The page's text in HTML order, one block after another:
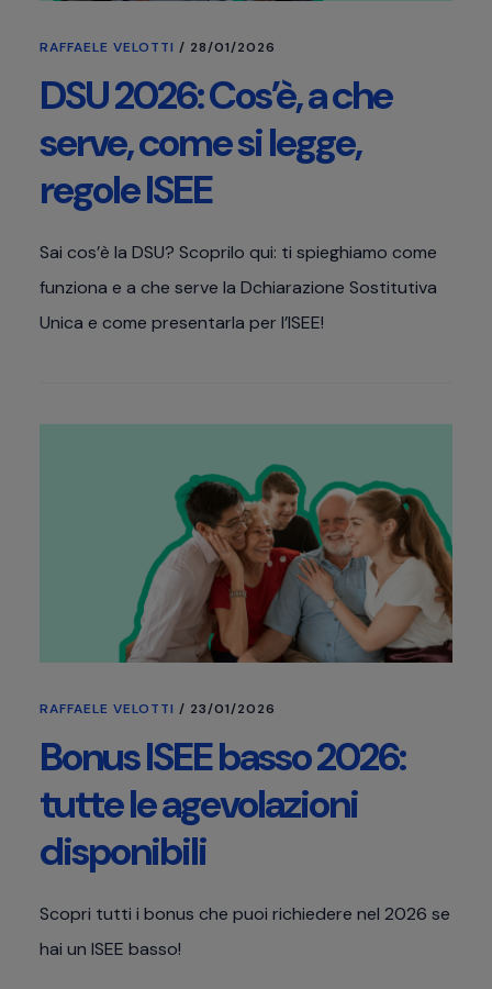
RAFFAELE VELOTTI / 28/01/2026
DSU 2026: Cos’è, a che
serve, come si legge,
regole ISEE
Sai cos’è la DSU? Scoprilo qui: ti spieghiamo come
funziona e a che serve la Dchiarazione Sostitutiva
Unica e come presentarla per l’ISEE!
RAFFAELE VELOTTI / 23/01/2026
Bonus ISEE basso 2026:
tutte le agevolazioni
disponibili
Scopri tutti i bonus che puoi richiedere nel 2026 se
hai un ISEE basso!